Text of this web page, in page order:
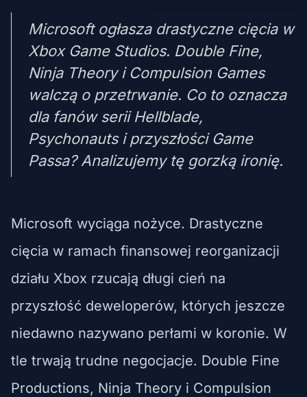
Microsoft ogłasza drastyczne cięcia w
Xbox Game Studios. Double Fine,
Ninja Theory i Compulsion Games
walczą o przetrwanie. Co to oznacza
dla fanów serii Hellblade,
Psychonauts i przyszłości Game
Passa? Analizujemy tę gorzką ironię.
Microsoft wyciąga nożyce. Drastyczne
cięcia w ramach finansowej reorganizacji
działu Xbox rzucają długi cień na
przyszłość deweloperów, których jeszcze
niedawno nazywano perłami w koronie. W
tle trwają trudne negocjacje. Double Fine
Productions, Ninja Theory i Compulsion